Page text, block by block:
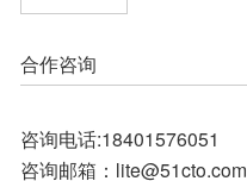
合作咨询
咨询电话:18401576051
咨询邮箱：lite@51cto.com